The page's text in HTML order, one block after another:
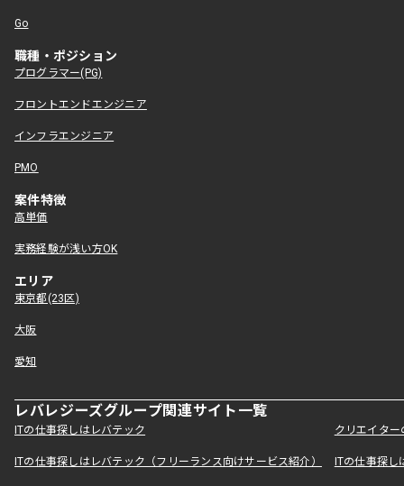
Go
職種・ポジション
プログラマー(PG)
フロントエンドエンジニア
インフラエンジニア
PMO
案件特徴
高単価
実務経験が浅い方OK
エリア
東京都(23区)
大阪
愛知
レバレジーズグループ関連サイト一覧
ITの仕事探しはレバテック クリエイタ
ITの仕事探しはレバテック（フリーランス向けサービス紹介） ITの仕事探